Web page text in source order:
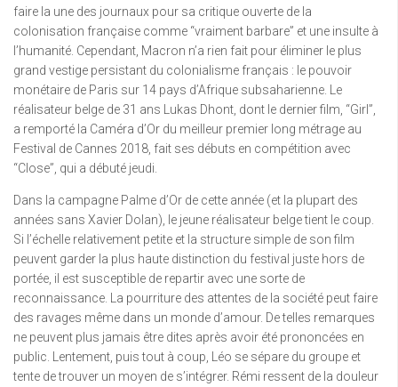
faire la une des journaux pour sa critique ouverte de la
colonisation française comme “vraiment barbare” et une insulte à
l’humanité. Cependant, Macron n’a rien fait pour éliminer le plus
grand vestige persistant du colonialisme français : le pouvoir
monétaire de Paris sur 14 pays d’Afrique subsaharienne. Le
réalisateur belge de 31 ans Lukas Dhont, dont le dernier film, “Girl”,
a remporté la Caméra d’Or du meilleur premier long métrage au
Festival de Cannes 2018, fait ses débuts en compétition avec
“Close”, qui a débuté jeudi.
Dans la campagne Palme d’Or de cette année (et la plupart des
années sans Xavier Dolan), le jeune réalisateur belge tient le coup.
Si l’échelle relativement petite et la structure simple de son film
peuvent garder la plus haute distinction du festival juste hors de
portée, il est susceptible de repartir avec une sorte de
reconnaissance. La pourriture des attentes de la société peut faire
des ravages même dans un monde d’amour. De telles remarques
ne peuvent plus jamais être dites après avoir été prononcées en
public. Lentement, puis tout à coup, Léo se sépare du groupe et
tente de trouver un moyen de s’intégrer. Rémi ressent de la douleur